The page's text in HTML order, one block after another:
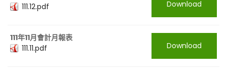
111.12.pdf
Download
111年11月會計月報表
111.11.pdf
Download